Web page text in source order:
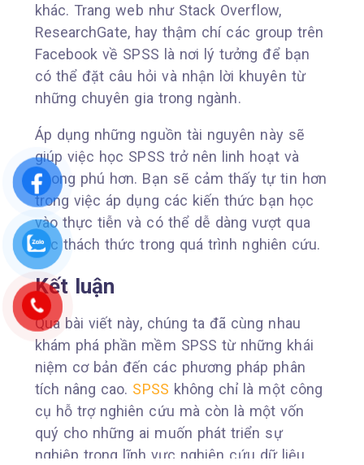
khác. Trang web như Stack Overflow,
ResearchGate, hay thậm chí các group trên
Facebook về SPSS là nơi lý tưởng để bạn
có thể đặt câu hỏi và nhận lời khuyên từ
những chuyên gia trong ngành.
Áp dụng những nguồn tài nguyên này sẽ
giúp việc học SPSS trở nên linh hoạt và
phong phú hơn. Bạn sẽ cảm thấy tự tin hơn
trong việc áp dụng các kiến thức bạn học
vào thực tiễn và có thể dễ dàng vượt qua
các thách thức trong quá trình nghiên cứu.
Kết luận
Qua bài viết này, chúng ta đã cùng nhau
khám phá phần mềm SPSS từ những khái
niệm cơ bản đến các phương pháp phân
tích nâng cao. SPSS không chỉ là một công
cụ hỗ trợ nghiên cứu mà còn là một vốn
quý cho những ai muốn phát triển sự
nghiệp trong lĩnh vực nghiên cứu dữ liệu.